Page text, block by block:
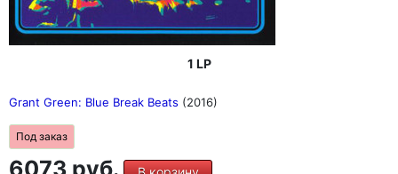
1 LP
Grant Green: Blue Break Beats (2016)
Под заказ
6073 руб.